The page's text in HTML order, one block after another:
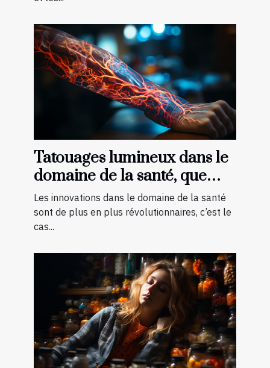
Tatouages lumineux dans le
domaine de la santé, que
faut-il savoir ?
Les innovations dans le domaine de la santé
sont de plus en plus révolutionnaires, c’est le
cas...